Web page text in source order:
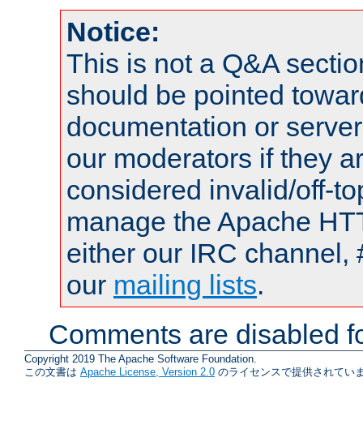
Notice:
This is not a Q&A
should be pointed
documentation or
our moderators if they
considered invalid/off-
manage the Apache
either our IRC channel,
our mailing lists.
Comments are disabled
Copyright 2019 The Apache Software Foundation.
この文書は Apache License, Version 2.0 のライセンスで提供されてい